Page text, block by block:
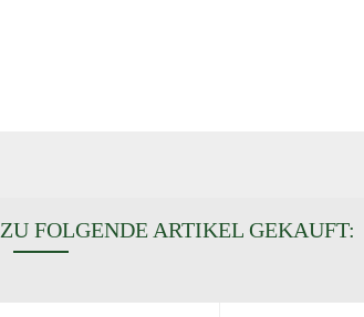
FOLGENDE ARTIKEL GEKAUFT: